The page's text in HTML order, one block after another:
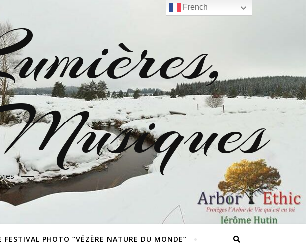
FESTIVAL PHOTO “VÉZÈRE NATURE DU MONDE”
French